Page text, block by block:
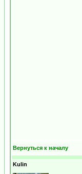
Вернуться к началу
Kulin